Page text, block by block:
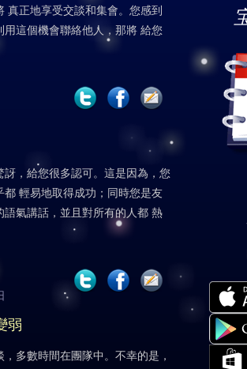
真正地享受交談和集會。您感到
這個機會聯絡他人，那將 給您
，給您很多認可。這是因為，您
都 輕易地取得成功；同時您是友
語氣講話，並且對所有的人都 熱
弱
多數時間在團隊中。不幸的是，